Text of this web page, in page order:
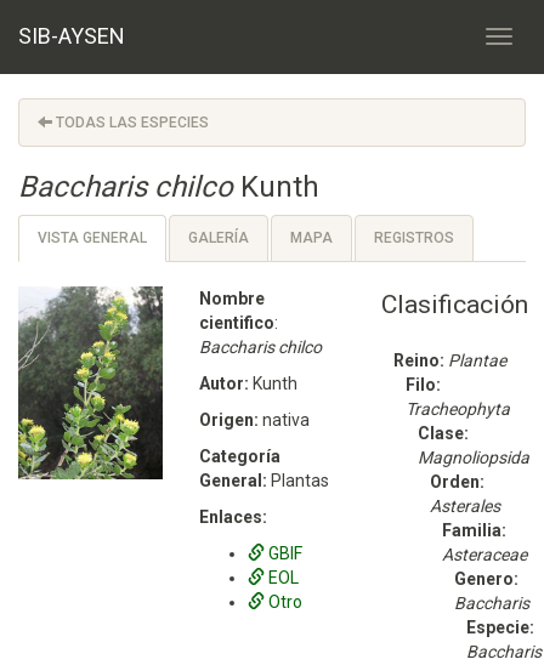
SIB-AYSEN
TODAS LAS ESPECIES
Baccharis chilcoKunth
VISTA GENERAL GALERÍA MAPA REGISTROS
Nombre
cientifico:
Baccharis chilco
Autor: Kunth
Origen: nativa
Categoría
General: Plantas
Enlaces:
GBIF
EOL
Otro
Clasificación
Reino: Plantae
Filo:
Tracheophyta
Clase:
Magnoliopsida
Orden:
Asterales
Familia:
Asteraceae
Genero:
Baccharis
Especie:
Baccharis